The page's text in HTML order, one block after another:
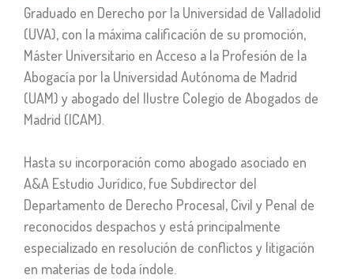
Graduado en Derecho por la Universidad de Valladolid
(UVA), con la máxima calificación de su promoción,
Máster Universitario en Acceso a la Profesión de la
Abogacía por la Universidad Autónoma de Madrid
(UAM) y abogado del Ilustre Colegio de Abogados de
Madrid (ICAM).
Hasta su incorporación como abogado asociado en
A&A Estudio Jurídico, fue Subdirector del
Departamento de Derecho Procesal, Civil y Penal de
reconocidos despachos y está principalmente
especializado en resolución de conflictos y litigación
en materias de toda índole.